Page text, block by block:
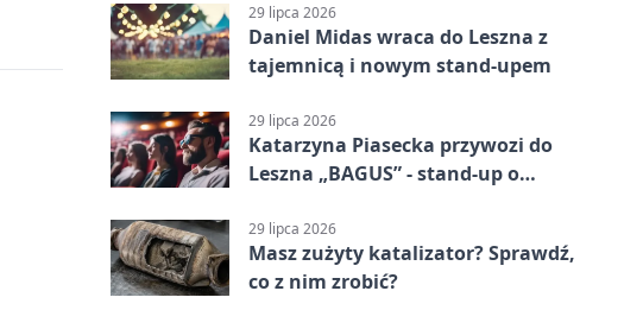
29 lipca 2026
Daniel Midas wraca do Leszna z
tajemnicą i nowym stand-upem
29 lipca 2026
Katarzyna Piasecka przywozi do
Leszna „BAGUS” - stand-up o
29 lipca 2026
Masz zużyty katalizator? Sprawdź,
co z nim zrobić?